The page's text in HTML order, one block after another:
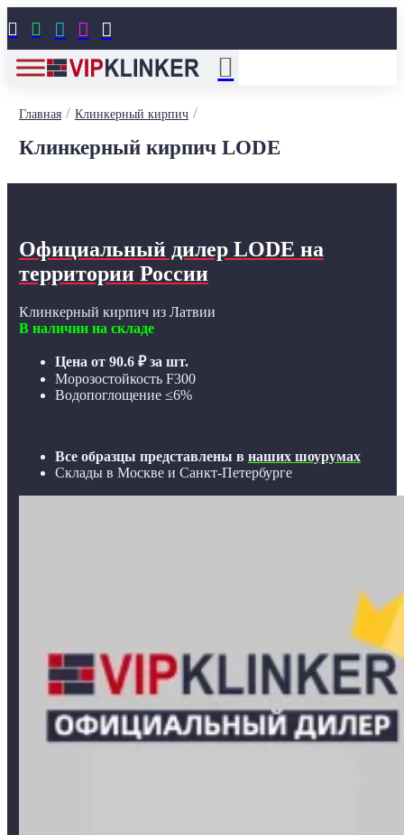
    
Главная/ Клинкерный кирпич/
Клинкерный кирпич LODE
Официальный дилер LODE на
территории России
Клинкерный кирпич из Латвии
В наличии на складе
Цена от 90.6 ₽за шт.
Морозостойкость F300
Водопоглощение ≤6%
Все образцы представлены в наших шоурумах
Склады в Москве и Санкт-Петербурге